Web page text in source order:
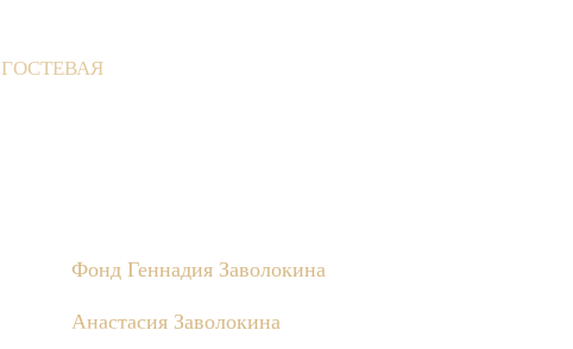
ГОСТЕВАЯ
Фонд Геннадия Заволокина
Анастасия Заволокина